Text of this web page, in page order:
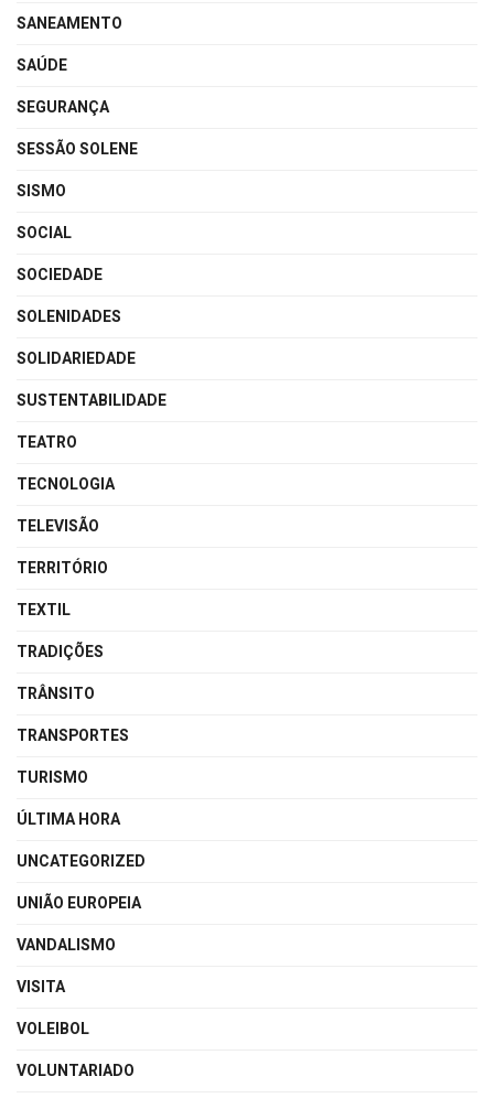
SANEAMENTO
SAÚDE
SEGURANÇA
SESSÃO SOLENE
SISMO
SOCIAL
SOCIEDADE
SOLENIDADES
SOLIDARIEDADE
SUSTENTABILIDADE
TEATRO
TECNOLOGIA
TELEVISÃO
TERRITÓRIO
TEXTIL
TRADIÇÕES
TRÂNSITO
TRANSPORTES
TURISMO
ÚLTIMA HORA
UNCATEGORIZED
UNIÃO EUROPEIA
VANDALISMO
VISITA
VOLEIBOL
VOLUNTARIADO